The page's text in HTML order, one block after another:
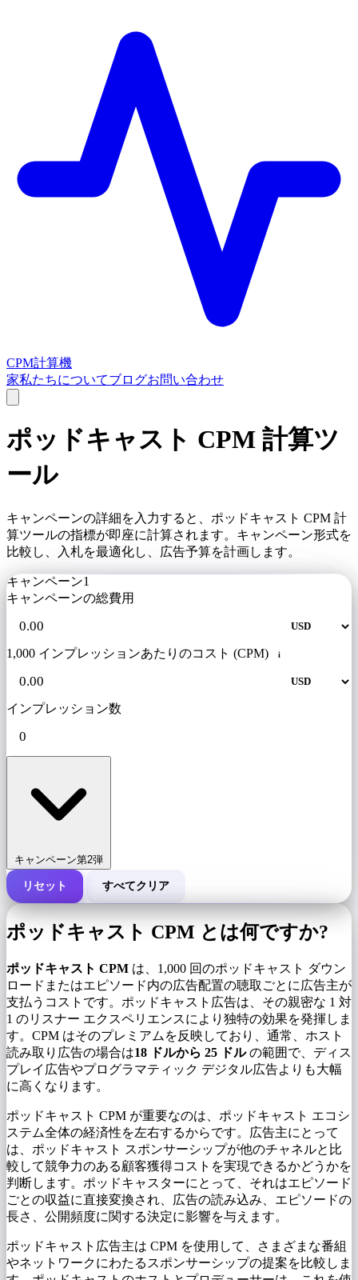
CPM計算機
家私たちについてブログお問い合わせ
ポッドキャスト CPM 計算ツ
ール
キャンペーンの詳細を入力すると、ポッドキャスト CPM 計
算ツールの指標が即座に計算されます。キャンペーン形式を
比較し、入札を最適化し、広告予算を計画します。
キャンペーン1
キャンペーンの総費用
1,000 インプレッションあたりのコスト (CPM) i
インプレッション数
キャンペーン第2弾
キャンペーンの総費用
インプレッション数
リセット すべてクリア
ポッドキャスト CPM とは何ですか?
ポッドキャスト CPM は、1,000 回のポッドキャスト ダウン
ロードまたはエピソード内の広告配置の聴取ごとに広告主が
支払うコストです。ポッドキャスト広告は、その親密な 1 対
1 のリスナー エクスペリエンスにより独特の効果を発揮しま
す。CPM はそのプレミアムを反映しており、通常、ホスト
読み取り広告の場合は18 ドルから 25 ドルの範囲で、ディス
プレイ広告やプログラマティック デジタル広告よりも大幅
に高くなります。
ポッドキャスト CPM が重要なのは、ポッドキャスト エコシ
ステム全体の経済性を左右するからです。広告主にとって
は、ポッドキャスト スポンサーシップが他のチャネルと比
較して競争力のある顧客獲得コストを実現できるかどうかを
判断します。ポッドキャスターにとって、それはエピソード
ごとの収益に直接変換され、広告の読み込み、エピソードの
長さ、公開頻度に関する決定に影響を与えます。
ポッドキャスト広告主は CPM を使用して、さまざまな番組
やネットワークにわたるスポンサーシップの提案を比較しま